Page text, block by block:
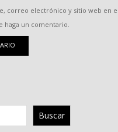
correo electrónico y sitio web en
haga un comentario.
Buscar